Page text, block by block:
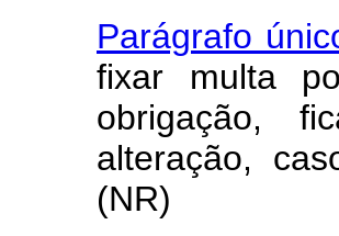
Parágrafo
fixar multa
obrigação,
alteração,
(NR)